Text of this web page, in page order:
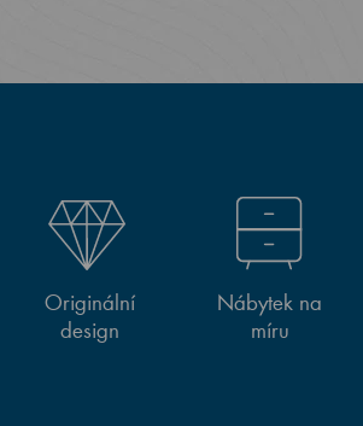
Originální
design
Nábytek na
míru